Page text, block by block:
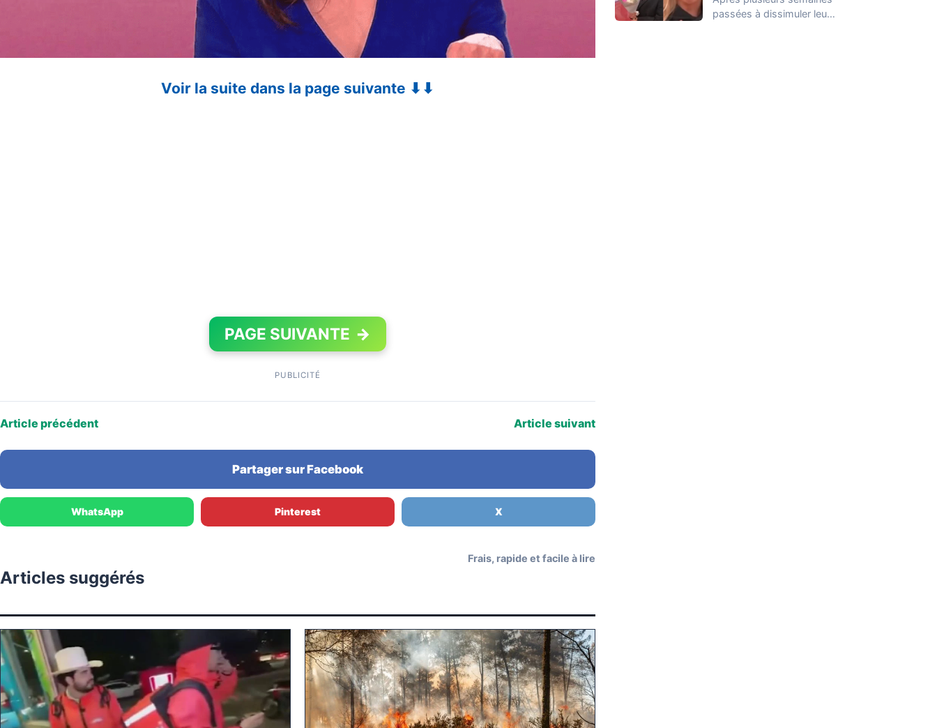
Voir la suite dans la page suivante ⬇⬇
PAGE SUIVANTE →
PUBLICITÉ
Article précédent Article suivant
Partager sur Facebook
WhatsApp Pinterest X
Articles suggérés
Frais, rapide et facile à lire
passées à dissimuler leur